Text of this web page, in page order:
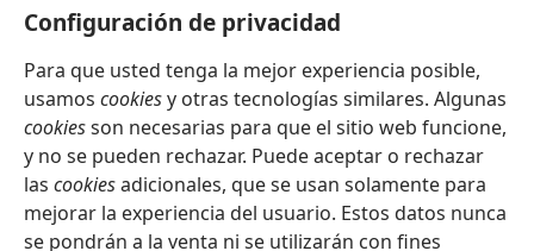
Configuración de privacidad
Para que usted tenga la mejor experiencia posible,
usamos cookiesy otras tecnologías similares. Algunas
cookiesson necesarias para que el sitio web funcione,
y no se pueden rechazar. Puede aceptar o rechazar
las cookiesadicionales, que se usan solamente para
mejorar la experiencia del usuario. Estos datos nunca
se pondrán a la venta ni se utilizarán con fines
Español Compartir Configuración
Copyright© 2026 Watch Tower Bible and Tract Society of Pennsylvania
Condiciones de uso
Política de privacidad
Configuración de privacidad
JW.ORG Iniciar sesión